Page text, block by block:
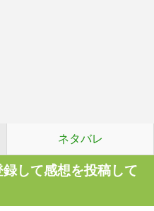
ネタバレ
して感想を投稿して